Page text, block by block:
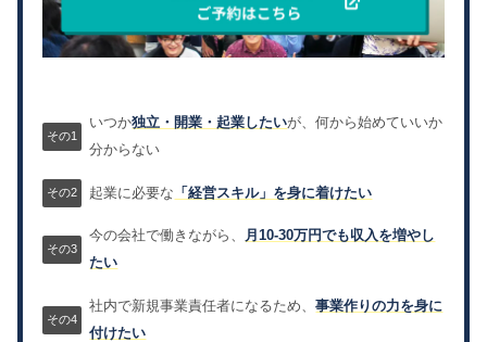
いつか独立・開業・起業したいが、何から始めていいか
分からない
起業に必要な 「経営スキル」を身に着けたい
今の会社で働きながら、
月10-30万円でも収入を増やし
たい
社内で新規事業責任者になるため、事業作りの力を身に
付けたい